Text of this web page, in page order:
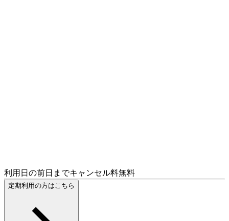
利用日の前日までキャンセル料無料
定期利用の方はこちら